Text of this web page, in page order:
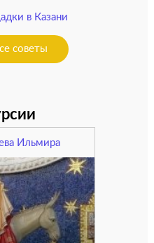
в Казани
советы
Ильмира